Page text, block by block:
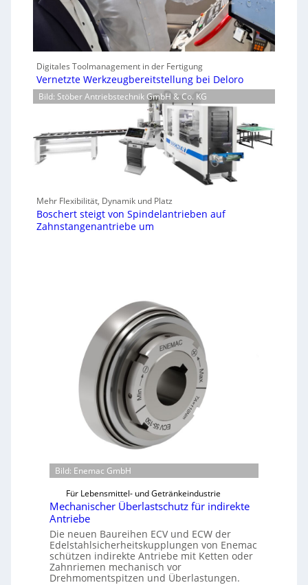
Digitales Toolmanagement in der Fertigung
Vernetzte Werkzeugbereitstellung bei Deloro
Bild: Stöber Antriebstechnik GmbH & Co. KG
Mehr Flexibilität, Dynamik und Platz
Boschert steigt von Spindelantrieben auf
Zahnstangenantriebe um
Bild: Enemac GmbH
Für Lebensmittel- und Getränkeindustrie
Mechanischer Überlastschutz für indirekte
Antriebe
Die neuen Baureihen ECV und ECW der
Edelstahlsicherheitskupplungen von Enemac
schützen indirekte Antriebe mit Ketten oder
Zahnriemen mechanisch vor
Drehmomentspitzen und Überlastungen.